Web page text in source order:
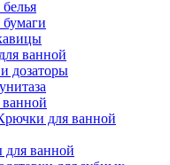
ванной
дозаторы
для ванной
для ванной